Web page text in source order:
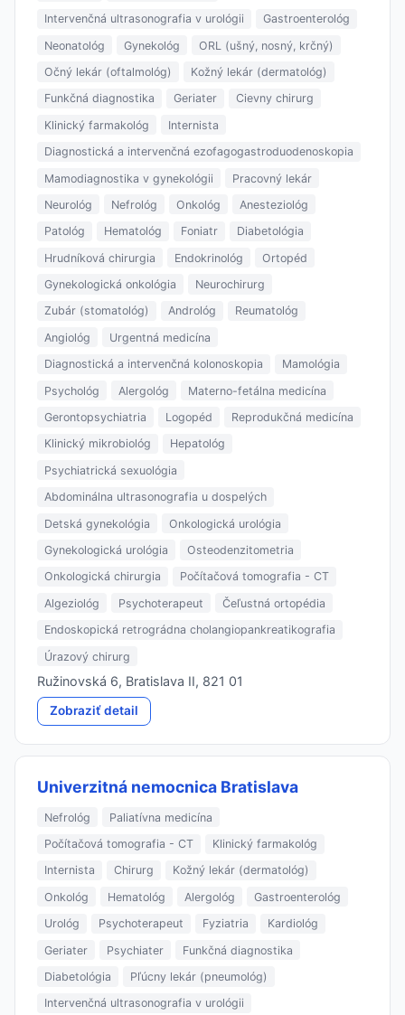
Intervenčná ultrasonografia v urológii
Gastroenterológ
Neonatológ
Gynekológ
ORL (ušný, nosný, krčný)
Očný lekár (oftalmológ)
Kožný lekár (dermatológ)
Funkčná diagnostika
Geriater
Cievny chirurg
Klinický farmakológ
Internista
Diagnostická a intervenčná ezofagogastroduodenoskopia
Mamodiagnostika v gynekológii
Pracovný lekár
Neurológ
Nefrológ Onkológ
Anesteziológ
Patológ
Hematológ Foniatr
Diabetológia
Hrudníková chirurgia
Endokrinológ
Ortopéd
Gynekologická onkológia
Neurochirurg
Zubár (stomatológ)
Andrológ
Reumatológ
Angiológ
Urgentná medicína
Diagnostická a intervenčná kolonoskopia
Mamológia
Psychológ
Alergológ
Materno-fetálna medicína
Gerontopsychiatria
Logopéd
Reprodukčná medicína
Klinický mikrobiológ
Hepatológ
Psychiatrická sexuológia
Abdominálna ultrasonografia u dospelých
Detská gynekológia
Onkologická urológia
Gynekologická urológia
Osteodenzitometria
Onkologická chirurgia
Počítačová tomografia - CT
Algeziológ
Psychoterapeut
Čeľustná ortopédia
Endoskopická retrográdna cholangiopankreatikografia
Úrazový chirurg
Ružinovská 6, Bratislava II, 821 01
Zobraziť detail
Univerzitná nemocnica Bratislava
Nefrológ
Paliatívna medicína
Počítačová tomografia - CT
Klinický farmakológ
Internista
Chirurg
Kožný lekár (dermatológ)
Onkológ
Hematológ Alergológ
Gastroenterológ
Urológ
Psychoterapeut Fyziatria
Kardiológ
Geriater
Psychiater
Funkčná diagnostika
Diabetológia
Pľúcny lekár (pneumológ)
Intervenčná ultrasonografia v urológii